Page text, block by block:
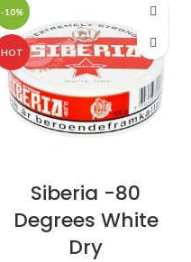
-10%
HOT
Siberia -80
Degrees White
Dry